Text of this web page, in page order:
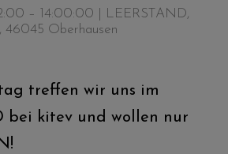
– 14:00:00 | LEERSTAND,
46045 Oberhausen
treffen wir uns im
bei kitev und wollen nur